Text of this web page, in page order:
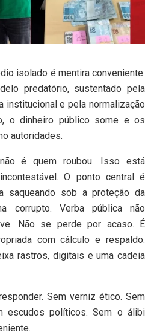
isolado é mentira conveniente.
predatório, sustentado pela
institucional e pela normalização
o dinheiro público some e os
autoridades.
é quem roubou. Isso está
O ponto central é
saqueando sob a proteção da
corrupto. Verba pública não
Não se perde por acaso. É
com cálculo e respaldo.
rastros, digitais e uma cadeia
Sem verniz ético. Sem
escudos políticos. Sem o álibi